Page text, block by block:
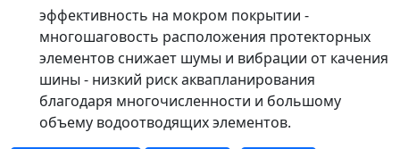
эффективность на мокром покрытии -
многошаговость расположения протекторных
элементов снижает шумы и вибрации от качения
шины - низкий риск аквапланирования
благодаря многочисленности и большому
объему водоотводящих элементов.